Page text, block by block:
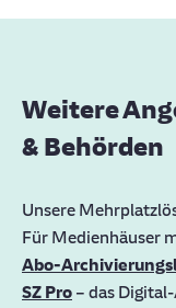
Weitere
& Behörden
Unsere
Für Medienhäuser
Abo-
SZ Pro – das